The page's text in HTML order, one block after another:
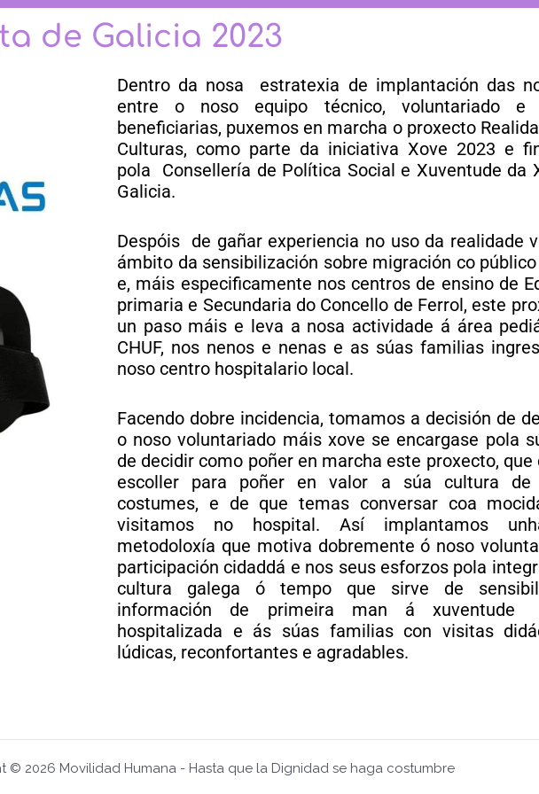
de Galicia 2023
Dentro da nosa estratexia de implantación das
entre o noso equipo técnico, voluntariado e
beneficiarias, puxemos en marcha o proxecto
Culturas, como parte da iniciativa Xove 2023 e
pola Consellería de Política Social e Xuventude da
Galicia.
Despóis de gañar experiencia no uso da realidade
ámbito da sensibilización sobre migración co
e, máis especificamente nos centros de ensino de
primaria e Secundaria do Concello de Ferrol, este
un paso máis e leva a nosa actividade á área
CHUF, nos nenos e nenas e as súas familias
noso centro hospitalario local.
Facendo dobre incidencia, tomamos a decisión de
o noso voluntariado máis xove se encargase pola
de decidir como poñer en marcha este proxecto, que
escoller para poñer en valor a súa cultura
costumes, e de que temas conversar coa
visitamos no hospital. Así implantamos
metodoloxía que motiva dobremente ó noso
participación cidaddá e nos seus esforzos pola
cultura galega ó tempo que sirve de
información de primeira man á xuventude
hospitalizada e ás súas familias con visitas
lúdicas, reconfortantes e agradables.
© 2026 Movilidad Humana - Hasta que la Dignidad se haga costumbre